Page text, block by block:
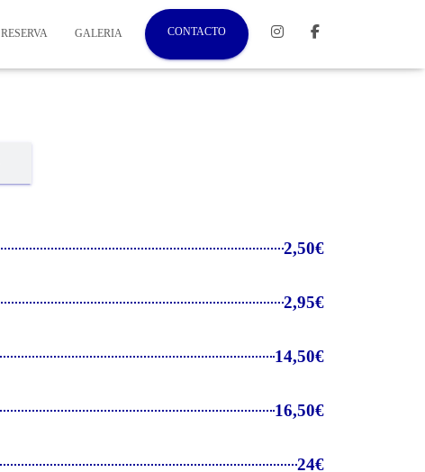
RESERVA GALERIA CONTACTO
2,50€
2,95€
14,50€
16,50€
24€